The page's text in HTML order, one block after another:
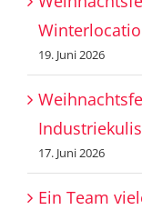
19. Juni 2026
17. Juni 2026
Ein Team